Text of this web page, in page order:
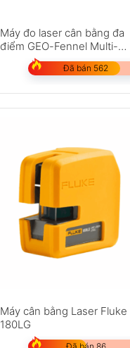
Máy đo laser cân bằng đa
điểm GEO-Fennel Multi-
Pointer
Đã bán 562
Máy cân bằng Laser Fluke
180LG